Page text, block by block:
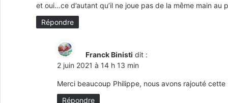
et oui…ce d’autant qu’il ne joue pas de la même main
Répondre
Franck Binisti dit :
2 juin 2021 à 14 h 13 min
Merci beaucoup Philippe, nous avons rajouté
Répondre